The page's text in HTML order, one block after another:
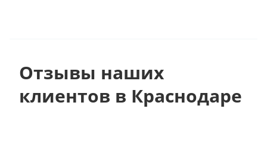
Отзывы наших
клиентов в Краснодаре